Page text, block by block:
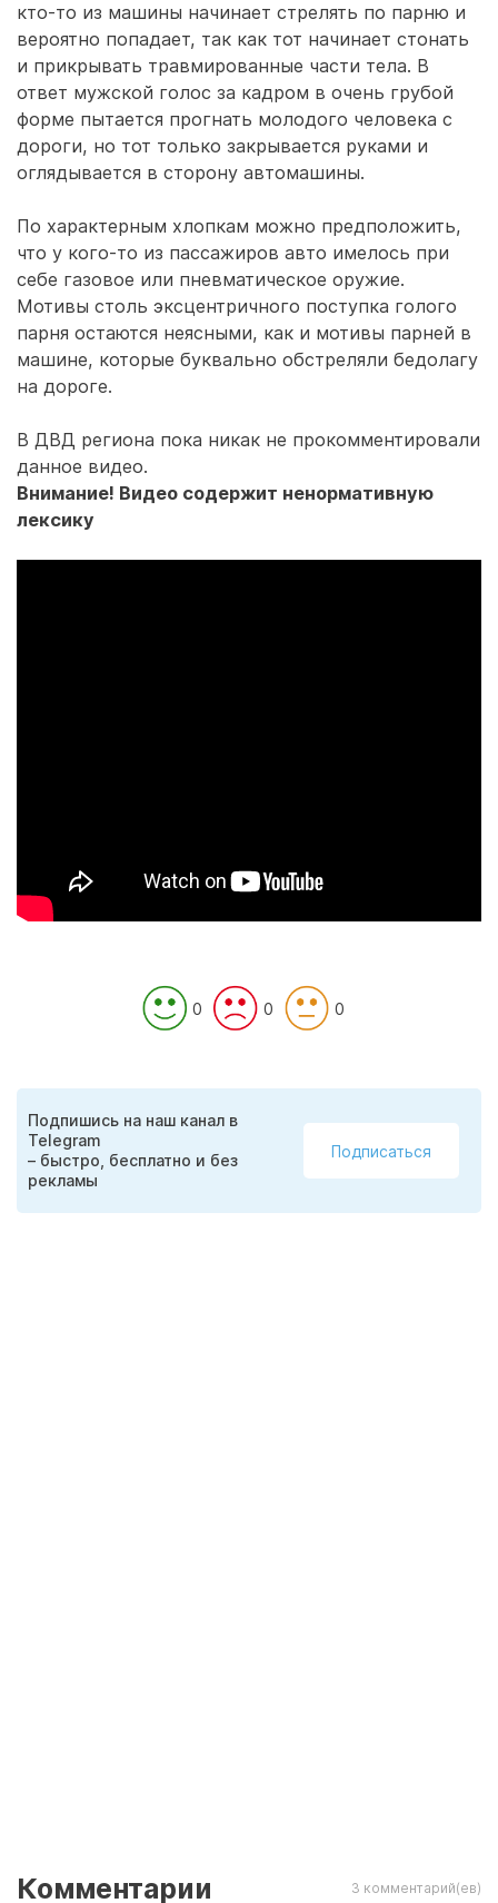
кто-то из машины начинает стрелять по парню и
вероятно попадает, так как тот начинает стонать
и прикрывать травмированные части тела. В
ответ мужской голос за кадром в очень грубой
форме пытается прогнать молодого человека с
дороги, но тот только закрывается руками и
оглядывается в сторону автомашины.
По характерным хлопкам можно предположить,
что у кого-то из пассажиров авто имелось при
себе газовое или пневматическое оружие.
Мотивы столь эксцентричного поступка голого
парня остаются неясными, как и мотивы парней в
машине, которые буквально обстреляли бедолагу
на дороге.
В ДВД региона пока никак не прокомментировали
данное видео.
Внимание! Видео содержит ненормативную
лексику
0 0 0
Подпишись на наш канал в
Telegram
– быстро, бесплатно и без
рекламы
Подписаться
Комментарии 3 комментарий(ев)